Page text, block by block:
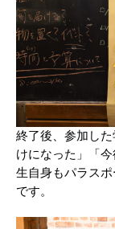
終了後、参加し
けになった」「
生自身もパラス
です。